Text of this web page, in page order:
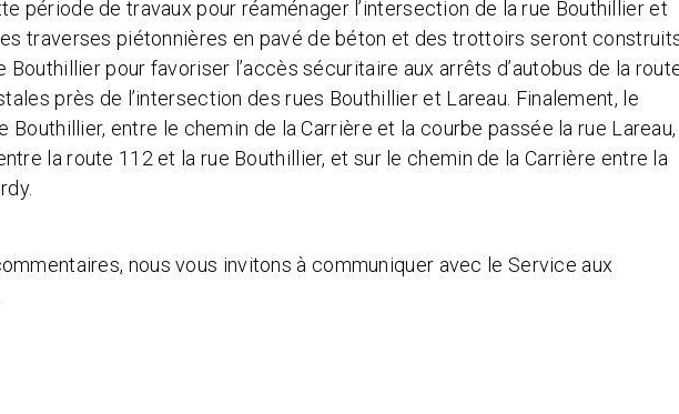
période de travaux pour réaménager l’intersection de la rue Bouthillier et
traverses piétonnières en pavé de béton et des trottoirs seront
Bouthillier pour favoriser l’accès sécuritaire aux arrêts d’autobus de la
près de l’intersection des rues Bouthillier et Lareau. Finalement, le
Bouthillier, entre le chemin de la Carrière et la courbe passée la rue Lareau,
la route 112 et la rue Bouthillier, et sur le chemin de la Carrière entre la
nous vous invitons à communiquer avec le Service aux